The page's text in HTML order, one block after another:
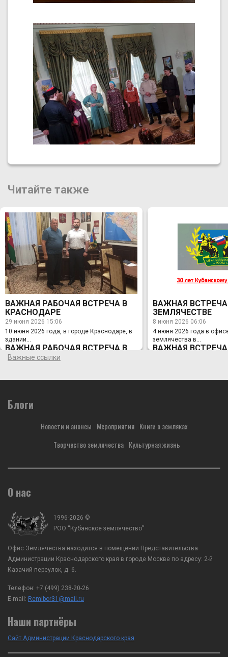
Читайте также
ВАЖНАЯ РАБОЧАЯ ВСТРЕЧА В
КРАСНОДАРЕ
29 июня 2026 15:06
10 июня 2026 года, в городе Краснодаре, в
здании...
ВАЖНАЯ РАБОЧАЯ ВСТРЕЧА В
КРАСНОДАРЕ
Заместителя Губернатора Краснодарского
края по вопросам казачества, спорта и
атамана Кубанского казачьего войска А.А.
ВАЖНАЯ
ЗЕМЛЯЧЕСТВЕ
8 июня 2026 06:06
4 июня 2026 года в
землячества в...
ВАЖНАЯ
работы, ВРИО атамана
Важные ссылки
Блоги
Новости и анонсы Мероприятия Книги о земляках
Творчество землячества Культурная жизнь
О нас
1996-2026 ©
РОО “Кубанское землячество”
Офис Землячества находится в помещении Представительства
Администрации Краснодарского края в городе Москве по адресу: 2-й
Казачий переулок, д. 6.
Телефон: +7 (499) 238-20-26
E-mail: Remibor31@mail.ru
Наши партнёры
Сайт Администрации Краснодарского края